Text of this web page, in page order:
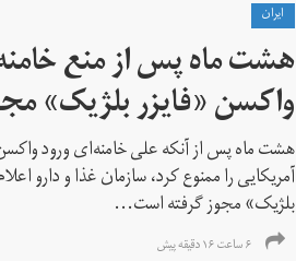
ايران
هشت ماه پس از منع
واکسن «فایزر بلژیک»
هشت ماه پس از آنکه علی خامنه‌ای ورود
آمریکایی را ممنوع کرد، سازمان غذا و دارو
بلژیک» مجوز گرفته است...
۶ ساعت ۱۶ دقیقه پیش